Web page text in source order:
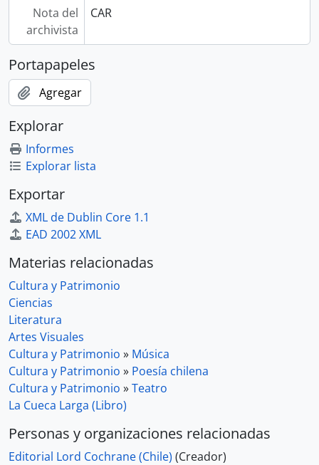
Nota del
archivista
CAR
Portapapeles
Agregar
Explorar
Informes
Explorar lista
Exportar
XML de Dublin Core 1.1
EAD 2002 XML
Materias relacionadas
Cultura y Patrimonio
Ciencias
Literatura
Artes Visuales
Cultura y Patrimonio » Música
Cultura y Patrimonio » Poesía chilena
Cultura y Patrimonio »Teatro
La Cueca Larga (Libro)
Personas y organizaciones relacionadas
Editorial Lord Cochrane (Chile) (Creador)